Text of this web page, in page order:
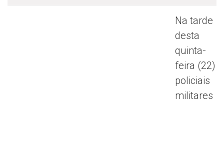
Na tarde
desta
quinta-
feira (22)
policiais
militares